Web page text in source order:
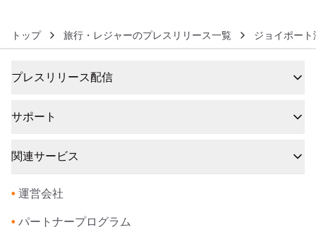
トップ 旅行・レジャーのプレスリリース一覧 ジョイポー
プレスリリース配信
サポート
関連サービス
• 運営会社
• パートナープログラム